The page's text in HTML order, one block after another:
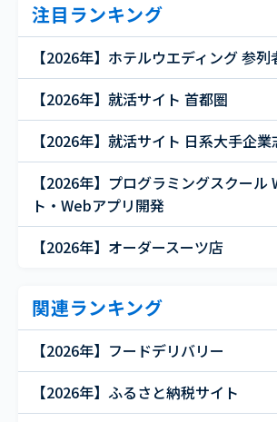
注目ランキング
【2026年】ホテルウエディング 参列
【2026年】就活サイト 首都圏
【2026年】就活サイト 日系大手企
【2026年】プログラミングスクール
ト・Webアプリ開発
【2026年】オーダースーツ店
関連ランキング
【2026年】フードデリバリー
【2026年】ふるさと納税サイト